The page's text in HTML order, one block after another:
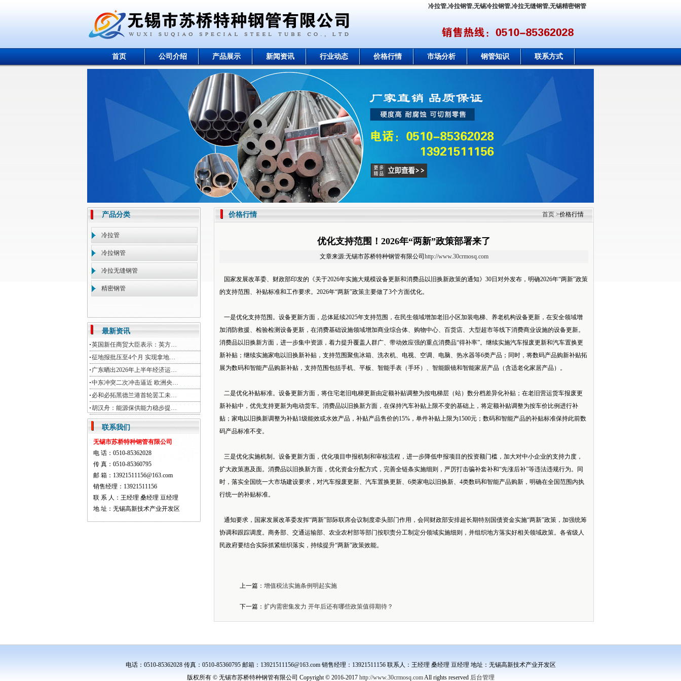
冷拉管,冷拉钢管,无锡冷拉钢管,冷拉无缝钢管,无锡精密钢管
首页 公司介绍 产品展示 新闻资讯 行业动态 价格行情 市场分析 钢管知识 联系方式
产品分类
冷拉管
冷拉钢管
冷拉无缝钢管
精密钢管
最新资讯
英国新任商贸大臣表示：英方…
征地报批压至4个月 实现拿地…
广东晒出2026年上半年经济运…
中东冲突二次冲击逼近 欧洲央…
必和必拓黑德兰港首轮罢工未…
胡汉舟：能源保供能力稳步提…
联系我们
无锡市苏桥特种钢管有限公司
电 话：0510-85362028
传 真：0510-85360795
邮 箱：13921511156@163.com
销售经理：13921511156
联 系 人：王经理 桑经理 豆经理
地 址：无锡高新技术产业开发区
价格行情 首页 >价格行情
优化支持范围！2026年“两新”政策部署来了
文章来源:无锡市苏桥特种钢管有限公司 http://www.30crmosq.com
国家发展改革委、财政部印发的《关于2026年实施大规模设备更新和消费品以旧换新政策的通知》30日对外发布，明确2026年“两新”政策
的支持范围、补贴标准和工作要求。2026年“两新”政策主要做了3个方面优化。
一是优化支持范围。设备更新方面，总体延续2025年支持范围，在民生领域增加老旧小区加装电梯、养老机构设备更新，在安全领域增
加消防救援、检验检测设备更新，在消费基础设施领域增加商业综合体、购物中心、百货店、大型超市等线下消费商业设施的设备更新。
消费品以旧换新方面，进一步集中资源，着力提升覆盖人群广、带动效应强的重点消费品“得补率”。继续实施汽车报废更新和汽车置换更
新补贴；继续实施家电以旧换新补贴，支持范围聚焦冰箱、洗衣机、电视、空调、电脑、热水器等6类产品；同时，将数码产品购新补贴拓
展为数码和智能产品购新补贴，支持范围包括手机、平板、智能手表（手环）、智能眼镜和智能家居产品（含适老化家居产品）。
二是优化补贴标准。设备更新方面，将住宅老旧电梯更新由定额补贴调整为按电梯层（站）数分档差异化补贴；在老旧营运货车报废更
新补贴中，优先支持更新为电动货车。消费品以旧换新方面，在保持汽车补贴上限不变的基础上，将定额补贴调整为按车价比例进行补
贴；家电以旧换新调整为补贴1级能效或水效产品，补贴产品售价的15%，单件补贴上限为1500元；数码和智能产品的补贴标准保持此前数
码产品标准不变。
三是优化实施机制。设备更新方面，优化项目申报机制和审核流程，进一步降低申报项目的投资额门槛，加大对中小企业的支持力度，
扩大政策惠及面。消费品以旧换新方面，优化资金分配方式，完善全链条实施细则，严厉打击骗补套补和“先涨后补”等违法违规行为。同
时，落实全国统一大市场建设要求，对汽车报废更新、汽车置换更新、6类家电以旧换新、4类数码和智能产品购新，明确在全国范围内执
行统一的补贴标准。
通知要求，国家发展改革委发挥“两新”部际联席会议制度牵头部门作用，会同财政部安排超长期特别国债资金实施“两新”政策，加强统筹
协调和跟踪调度。商务部、交通运输部、农业农村部等部门按职责分工制定分领域实施细则，并组织地方落实好相关领域政策。各省级人
民政府要结合实际抓紧组织落实，持续提升“两新”政策效能。
上一篇： 增值税法实施条例明起实施
下一篇： 扩内需密集发力 开年后还有哪些政策值得期待？
电话：0510-85362028 传真：0510-85360795 邮箱：13921511156@163.com 销售经理：13921511156 联系人：王经理 桑经理 豆经理 地址：无锡高新技术产业开发区
版权所有 © 无锡市苏桥特种钢管有限公司 Copyright © 2016-2017 http://www.30crmosq.comAll rights reserved 后台管理